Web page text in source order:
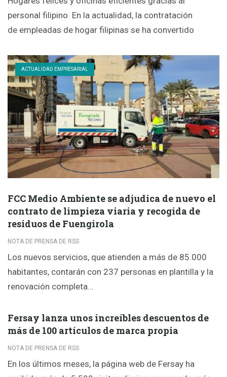
personal filipino En la actualidad, la contratación
de empleadas de hogar filipinas se ha convertido
ACTUALIDAD EMPRESARIAL
FCC Medio Ambiente se adjudica de nuevo el
contrato de limpieza viaria y recogida de
residuos de Fuengirola
NOTA DE PRENSA DE RSS
Los nuevos servicios, que atienden a más de 85.000
habitantes, contarán con 237 personas en plantilla y la
renovación completa…
Fersay lanza unos increíbles descuentos de
más de 100 artículos de marca propia
NOTA DE PRENSA DE RSS
En los últimos meses, la página web de Fersay ha